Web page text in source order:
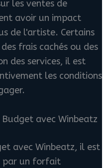
les ventes de
avoir un impact
de l'artiste. Certains
frais cachés ou des
des services, il est
les conditions
avec Winbeatz
avec Winbeatz, il est
par un forfait